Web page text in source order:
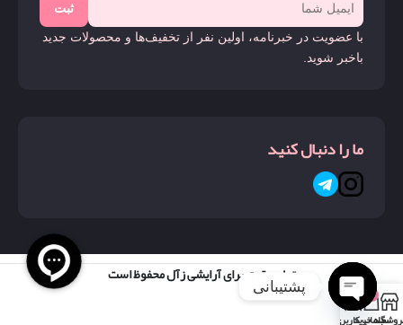
ثبت
با عضویت در خبرنامه، اولین نفر از تخفیف‌ها و محصولات جدید
باخبر شوید.
ما را دنبال کنید
تمام حقوق برای آرایشی زآل محفوظ است
0
سبد خرید
حساب کاربری من
پشتیبانی
Open